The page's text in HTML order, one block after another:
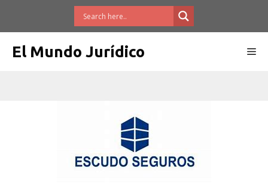
El Mundo Jurídico